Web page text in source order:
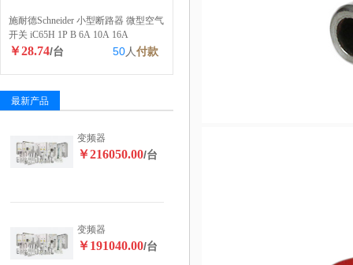
施耐德Schneider 小型断路器 微型空气
开关 iC65H 1P B 6A 10A 16A
￥28.74/台 50人付款
最新产品
变频器
￥216050.00/台
变频器
￥191040.00/台